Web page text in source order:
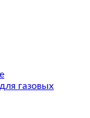
газовых